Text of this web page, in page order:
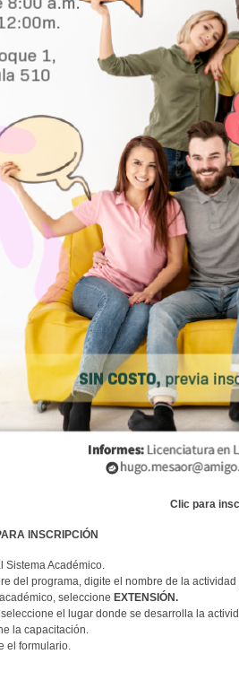
Clic para
INSCRIPCIÓN
Sistema Académico.
del programa, digite el nombre de la actividad
seleccione EXTENSIÓN.
el lugar donde se desarrolla la
la capacitación.
el formulario.